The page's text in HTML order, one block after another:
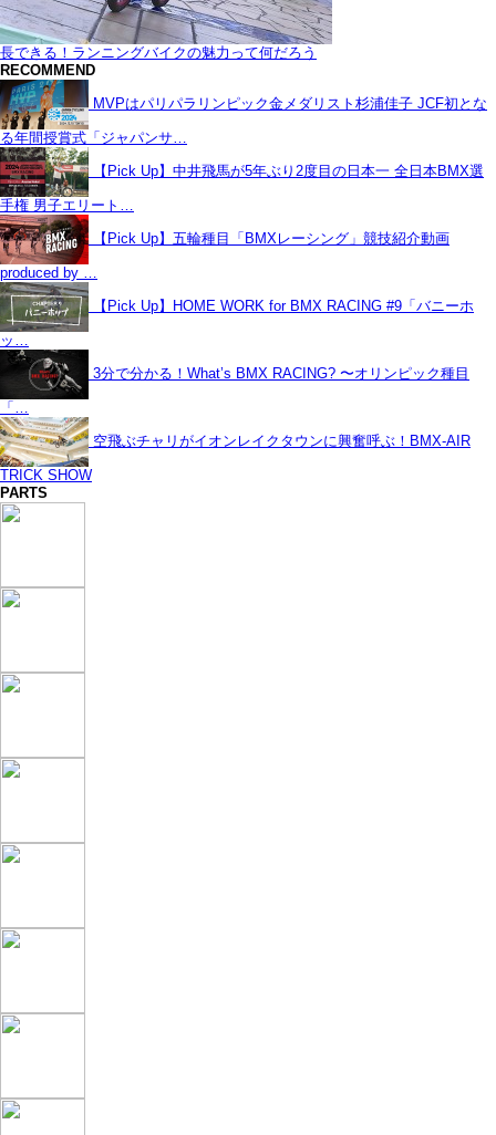
長できる！ランニングバイクの魅力って何だろう
RECOMMEND
MVPはパリパラリンピック金メダリスト杉浦佳子 JCF初とな
る年間授賞式「ジャパンサ…
【Pick Up】中井飛馬が5年ぶり2度目の日本一 全日本BMX選
手権 男子エリート…
【Pick Up】五輪種目「BMXレーシング」競技紹介動画
produced by …
【Pick Up】HOME WORK for BMX RACING #9「バニーホ
ッ…
3分で分かる！What’s BMX RACING? 〜オリンピック種目
「…
空飛ぶチャリがイオンレイクタウンに興奮呼ぶ！BMX-AIR
TRICK SHOW
PARTS